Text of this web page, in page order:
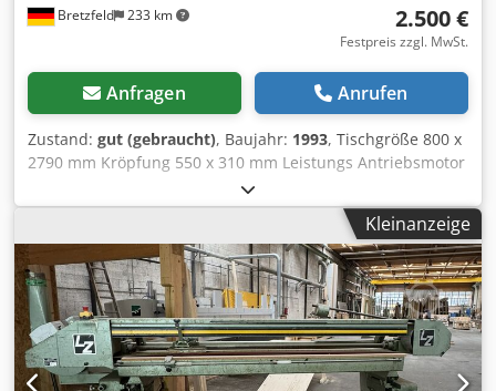
Bretzfeld 233 km 2.500 €
Festpreis zzgl. MwSt.
Anfragen Anrufen
Zustand: gut (gebraucht), Baujahr: 1993, Tischgröße 800 x
2790 mm Kröpfung 550 x 310 mm Leistungs Antriebsmotor
4,0 kw Schleifbandabmessungen 150 x 7800 mm
Arbeitslänge 2600 Arbeitsbreite 850 mm Absaugstutzen-
Durchmesser 180 mm Codozfqkhspfx Ah Ejrf - elektrischer
Tischhub - Rechts-Links-Lauf - Maschinengewicht 650 kg
Kleinanzeige